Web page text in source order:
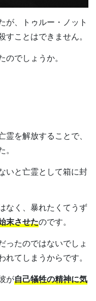
が、トゥルー・ノット
ことはできません。
でしょうか。
を解放することで、
いと亡霊として箱に封
なく、暴れたくてうず
末させたのです。
ったのではないでしょ
てしまうからです。
が自己犠牲の精神に気